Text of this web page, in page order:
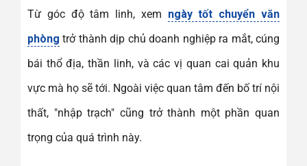
Từ góc độ tâm linh, xem ngày tốt chuyển văn
phòng trở thành dịp chủ doanh nghiệp ra mắt, cúng
bái thổ địa, thần linh, và các vị quan cai quản khu
vực mà họ sẽ tới. Ngoài việc quan tâm đến bố trí nội
thất, "nhập trạch" cũng trở thành một phần quan
trọng của quá trình này.